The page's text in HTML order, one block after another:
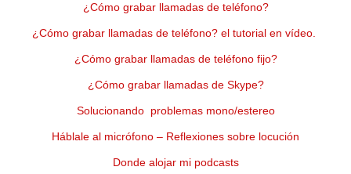
¿Cómo grabar llamadas de teléfono?
¿Cómo grabar llamadas de teléfono? el tutorial en vídeo.
¿Cómo grabar llamadas de teléfono fijo?
¿Cómo grabar llamadas de Skype?
Solucionando problemas mono/estereo
Háblale al micrófono – Reflexiones sobre locución
Donde alojar mi podcasts